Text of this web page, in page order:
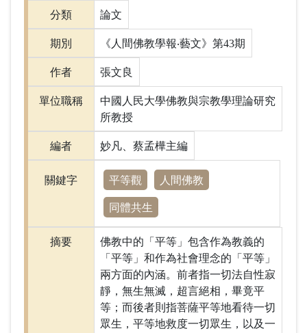
分類 論文
期別 《人間佛教學報‧藝文》第43期
作者 張文良
單位職稱
中國人民大學佛教與宗教學理論研究
所教授
編者 妙凡、蔡孟樺主編
關鍵字 平等觀 人間佛教
同體共生
摘要
佛教中的「平等」包含作為教義的
「平等」和作為社會理念的「平等」
兩方面的內涵。前者指一切法自性寂
靜，無生無滅，超言絕相，畢竟平
等；而後者則指菩薩平等地看待一切
眾生，平等地救度一切眾生，以及一